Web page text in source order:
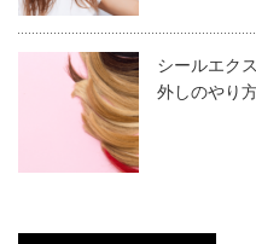
の“N”が集められたシリ
ットのブランド名には“ナ
味も込められています。
シールエク
外しのやり